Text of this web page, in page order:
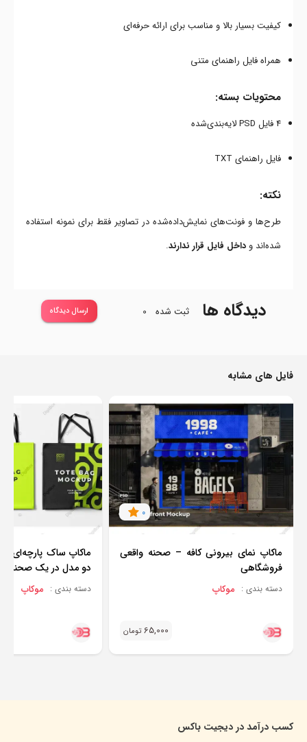
کیفیت بسیار بالا و مناسب برای ارائه حرفه‌ای
همراه فایل راهنمای متنی
محتویات بسته:
4 فایل PSD لایه‌بندی‌شده
فایل راهنمای TXT
نکته:
طرح‌ها و فونت‌های نمایش‌داده‌شده در تصاویر فقط برای نمونه استفاده
شده‌اند وداخل فایل قرار ندارند.
دیدگاه ها ثبت شده 0 ارسال دیدگاه
فایل های مشابه
0
ماکاپ نمای بیرونی کافه – صحنه واقعی
فروشگاهی
دسته بندی : موکاپ
65,000 تومان
ماکاپ ساک پارچه‌ای
دو مدل در یک صحنه
دسته بندی : موکاپ
کسب درآمد در دیجیت باکس